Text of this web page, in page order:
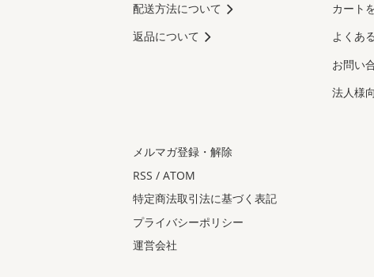
配送方法について
返品について
カート
よくあ
お問い
法人様
メルマガ登録・解除
RSS / ATOM
特定商法取引法に基づく表記
プライバシーポリシー
運営会社